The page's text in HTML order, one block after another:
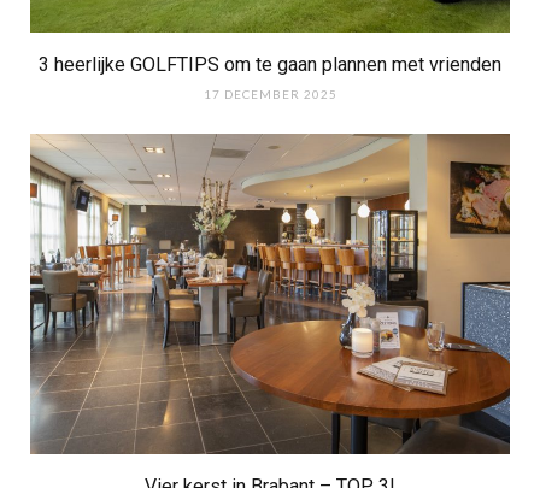
3 heerlijke GOLFTIPS om te gaan plannen met vrienden
17 DECEMBER 2025